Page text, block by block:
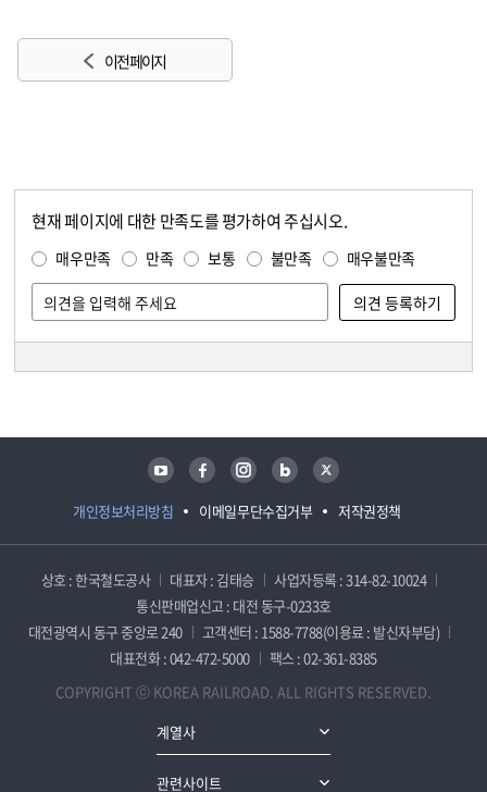
이전 페이지
현재 페이지에 대한 만족도를 평가하여 주십시오.
매우만족 만족 보통 불만족 매우불만족
개인정보처리방침 이메일무단수집거부 저작권정책
유튜브 페이스북 인스타그램 블로그 트위터
상호 : 한국철도공사 대표자 : 김태승
사업자등록 : 314-82-10024
통신판매업신고 : 대전 동구-0233호
대전광역시 동구 중앙로 240
고객센터 : 1588-7788(이용료 : 발신자부담)
대표전화 : 042-472-5000
팩스 : 02-361-8385
COPYRIGHT ⓒ KOREA RAILROAD. ALL RIGHTS RESERVED.
계열사
관련사이트